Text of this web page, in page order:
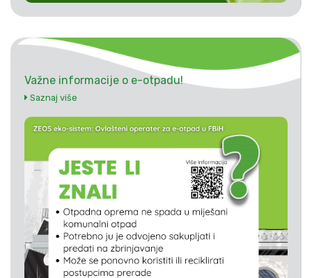
Važne informacije o e-otpadu!
Saznaj više